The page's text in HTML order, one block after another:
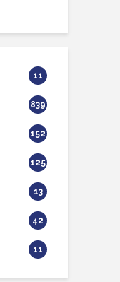
11
839
152
125
13
42
11